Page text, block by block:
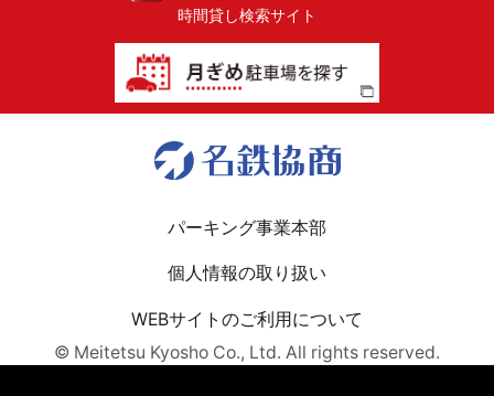
時間貸し検索サイト
パーキング事業本部
個人情報の取り扱い
WEBサイトのご利用について
© Meitetsu Kyosho Co., Ltd. All rights reserved.